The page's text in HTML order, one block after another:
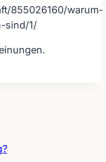
855026160/warum-
sind/1/